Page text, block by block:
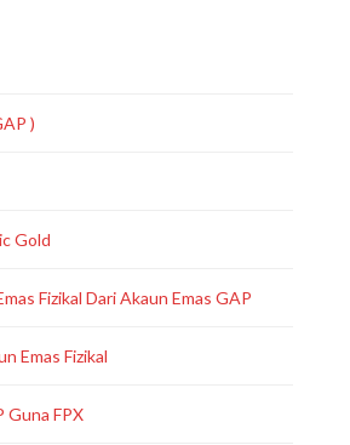
)
Gold
Fizikal Dari Akaun Emas GAP
Emas Fizikal
Guna FPX